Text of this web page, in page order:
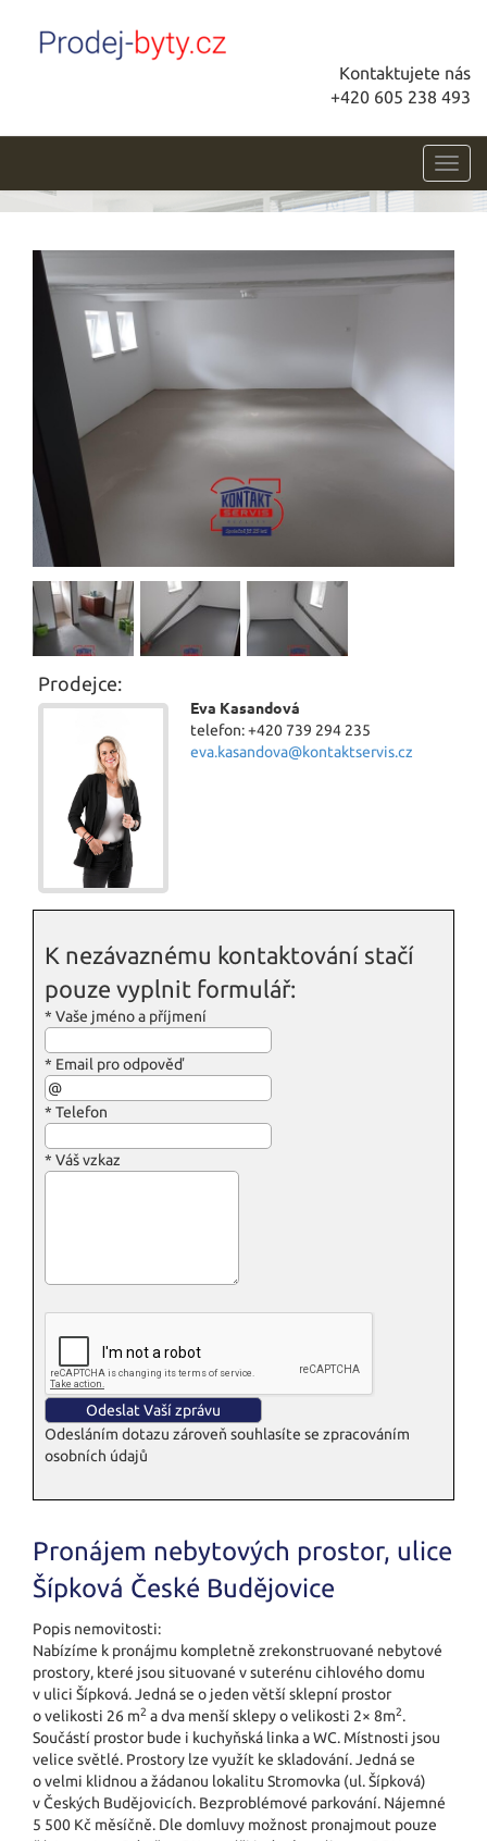
Kontaktujete nás
+420 605 238 493
Prodejce:
Eva Kasandová
telefon: +420 739 294 235
eva.kasandova@kontaktservis.cz
K nezávaznému kontaktování stačí
pouze vyplnit formulář:
* Vaše jméno a příjmení
* Email pro odpověď
* Telefon
* Váš vzkaz
Odesláním dotazu zároveň souhlasíte se zpracováním
osobních údajů
Pronájem nebytových prostor, ulice
Šípková České Budějovice
Popis nemovitosti:
Nabízíme k pronájmu kompletně zrekonstruované nebytové
prostory, které jsou situované v suterénu cihlového domu
v ulici Šípková. Jedná se o jeden větší sklepní prostor
o velikosti 26 m2 a dva menší sklepy o velikosti 2× 8m2.
Součástí prostor bude i kuchyňská linka a WC. Místnosti jsou
velice světlé. Prostory lze využít ke skladování. Jedná se
o velmi klidnou a žádanou lokalitu Stromovka (ul. Šípková)
v Českých Budějovicích. Bezproblémové parkování. Nájemné
5 500 Kč měsíčně. Dle domluvy možnost pronajmout pouze